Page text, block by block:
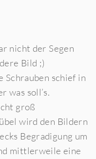
nicht der Segen
Bild ;)
Schrauben schief in
was soll’s.
groß
wird den Bildern
Begradigung um
mittlerweile eine